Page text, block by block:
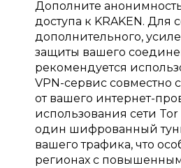
Дополните
доступа к KRAKEN. Для
дополнительного,
защиты вашего
рекомендуется
VPN-сервис совместно
от вашего интернет-
использования сети
один шифрованный
вашего трафика, что
регионах с